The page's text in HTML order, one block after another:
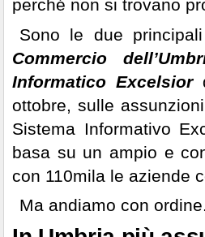
perché non si trovano
Sono le due
Commercio
Informatico Excelsior
ottobre, sulle
Sistema Informativo
basa su un ampio e
con 110mila le aziende
Ma andiamo con ordine.